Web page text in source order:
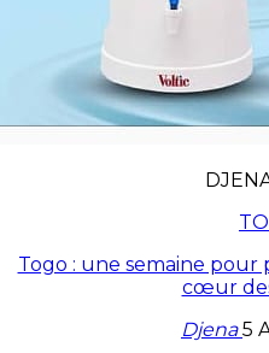
Togo : une semaine
cœur
Djena5